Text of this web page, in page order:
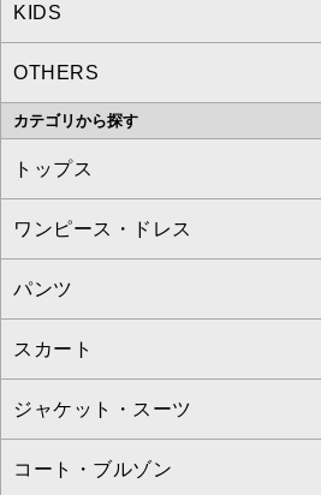
MICHEL KLEIN
MK MICHEL KLEIN
OFUON le MK
a.v.v
MICHEL KLEIN HOMME
MK MICHEL KLEIN HOMME
KIDS
a.v.v
OTHERS
MK MICHEL KLEIN BAG
カテゴリから探す
トップス
すべてのトップス
カットソー・Tシャツ
ブラウス・シャツ
ニット・セーター
カーディガン
ワンピース・ドレス
すべてのワンピース・ドレス
ワンピース
ドレス
チュニック
パンツ
すべてのパンツ
フルレングスパンツ
クロップド・半端丈パンツ
スカート
すべてのスカート
ロング・マキシ丈スカート
ジャケット・スーツ
すべてのジャケット・スーツ
コート・ブルゾン